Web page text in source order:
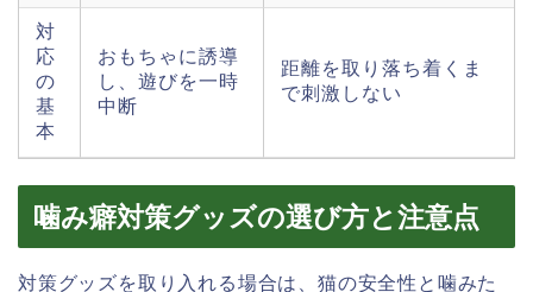
対
応
の
基
本
おもちゃに誘導
し、遊びを一時
中断
距離を取り落ち着くま
で刺激しない
噛み癖対策グッズの選び方と注意点
対策グッズを取り入れる場合は、猫の安全性と噛みた